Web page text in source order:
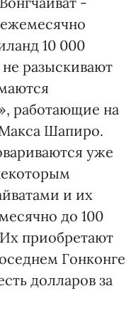
10 000
разыскивают
работающие на
Шапиро.
уже
и их
до 100
приобретают
Гонконге
долларов за